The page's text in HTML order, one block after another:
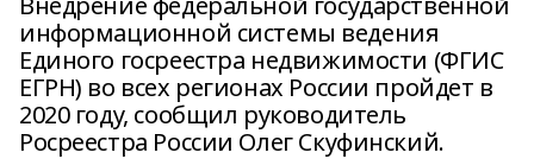
информационной системы ведения
Единого госреестра недвижимости (ФГИС
ЕГРН) во всех регионах России пройдет в
2020 году, сообщил руководитель
Росреестра России Олег Скуфинский.